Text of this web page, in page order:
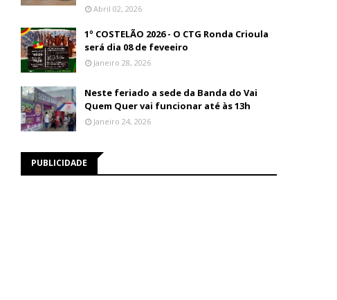
Abril 02, 2026
1º COSTELÃO 2026 - O CTG Ronda Crioula
será dia 08 de feveeiro
Janeiro 28, 2026
Neste feriado a sede da Banda do Vai
Quem Quer vai funcionar até às 13h
Janeiro 24, 2026
PUBLICIDADE